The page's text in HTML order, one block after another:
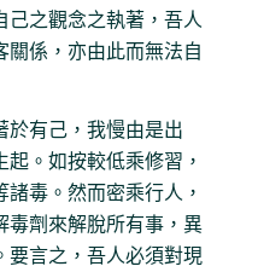
己之觀念之執著，吾人
關係，亦由此而無法自
於有己，我慢由是出
。如按較低乘修習，
毒。然而密乘行人，
毒劑來解脫所有事，異
要言之，吾人必須對現